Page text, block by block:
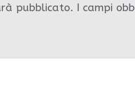
pubblicato. I campi